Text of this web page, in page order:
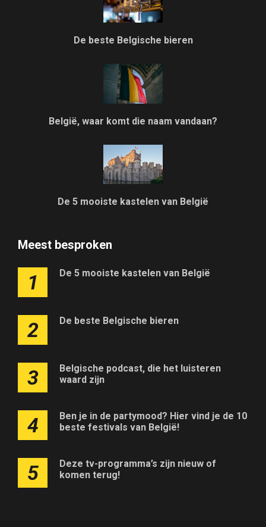
De beste Belgische bieren
België, waar komt die naam vandaan?
De 5 mooiste kastelen van België
Meest besproken
1 De 5 mooiste kastelen van België
2 De beste Belgische bieren
3
Belgische podcast, die het luisteren
waard zijn
4
Ben je in de partymood? Hier vind je de 10
beste festivals van België!
5
Deze tv-programma’s zijn nieuw of
komen terug!